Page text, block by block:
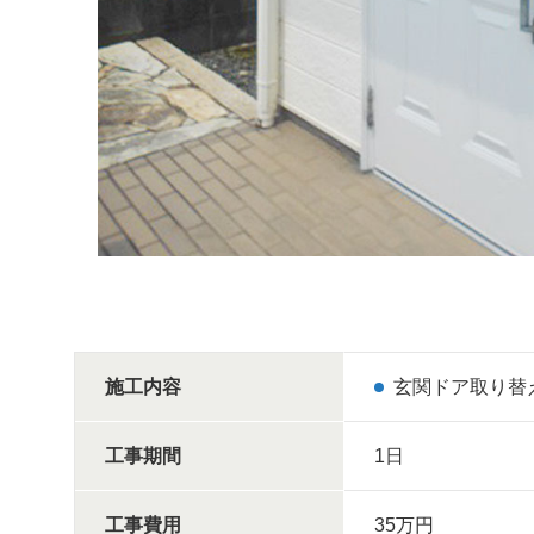
施工内容 玄関ドア取り替
工事期間 1日
工事費用 35万円